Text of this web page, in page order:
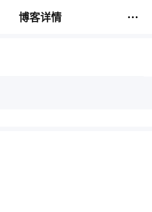
博客详情